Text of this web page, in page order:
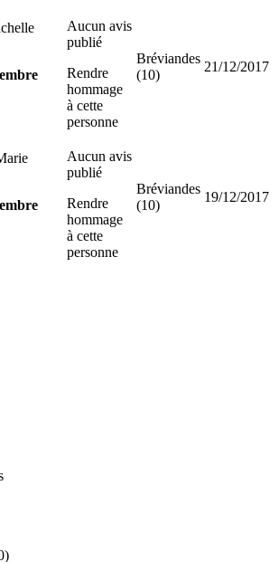
Aucun avis
publié
Rendre
hommage
à cette
personne
Bréviandes
(10)
21/12/2017
Aucun avis
publié
Rendre
hommage
à cette
personne
Bréviandes
(10)
19/12/2017